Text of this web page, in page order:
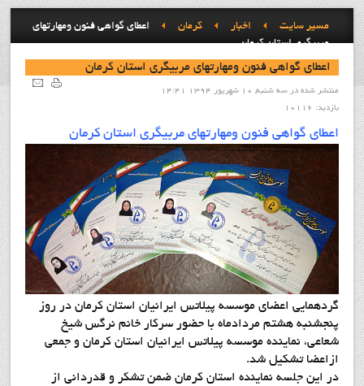
مسیر سایت اخبار کرمان
اعطای گواهی فنون ومهارتهای
مربیگری استان کرمان
اعطای گواهی فنون ومهارتهای مربیگری استان کرمان
منتشر شده در سه شنبه, 10 شهریور 1394 14:41
بازدید: 10116
اعطای گواهی فنون ومهارتهای مربیگری استان کرمان
گردهمایی اعضای موسسه پیلاتس ایرانیان استان کرمان در روز
پنجشنبه هشتم مردادماه با حضور سرکار خانم نرگس شیخ
شعاعی، نماینده موسسه پیلاتس ایرانیان استان کرمان و جمعی
ازاعضا تشکیل شد.
در این جلسه نماینده استان کرمان ضمن تشکر و قدردانی از